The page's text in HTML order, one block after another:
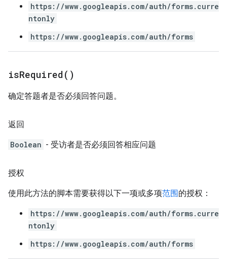
https://www.googleapis.com/auth/forms.curre
ntonly
https://www.googleapis.com/auth/forms
isRequired( )
确定答题者是否必须回答问题。
返回
Boolean - 受访者是否必须回答相应问题
授权
使用此方法的脚本需要获得以下一项或多项范围的授权：
https://www.googleapis.com/auth/forms.curre
ntonly
https://www.googleapis.com/auth/forms